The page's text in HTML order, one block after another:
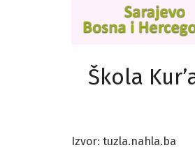
Škola
Izvor: tuzla.nahla.ba